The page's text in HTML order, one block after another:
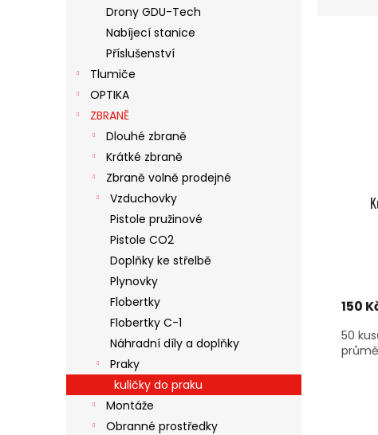
Drony GDU-Tech
Nabíjecí stanice
Příslušenství
Tlumiče
OPTIKA
ZBRANĚ
Dlouhé zbraně
Krátké zbraně
Zbraně volně prodejné
Vzduchovky
Pistole pružinové
Pistole CO2
Doplňky ke střelbě
Plynovky
Flobertky
Flobertky C-1
Náhradní díly a doplňky
Praky
kuličky do praku
Montáže
Obranné prostředky
150
50